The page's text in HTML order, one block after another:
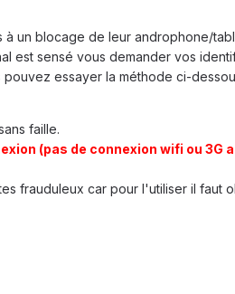
un blocage de leur androphone/
est sensé vous demander vos
essayer la méthode ci-
faille.
(pas de connexion wifi ou
frauduleux car pour l'utiliser il faut